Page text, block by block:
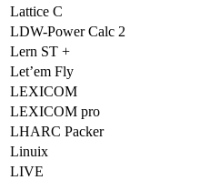
Lattice C
LDW-Power Calc 2
Lern ST +
Let’em Fly
LEXICOM
LEXICOM pro
LHARC Packer
Linuix
LIVE